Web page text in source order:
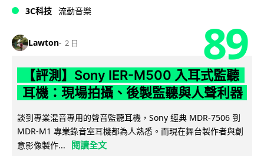
3C科技 流動音樂
Lawton 2 日 89
【評測】Sony IER-M500 入耳式監聽
耳機：現場拍攝、後製監聽與人聲利器
談到專業混音專用的聲音監聽耳機，Sony 經典 MDR-7506 到
MDR-M1 專業錄音室耳機都為人熟悉。而現在舞台製作者與創
意影像製作...
閱讀全文